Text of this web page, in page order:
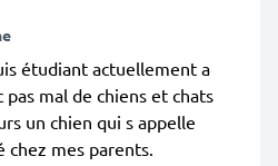
étudiant actuellement a
pas mal de chiens et chats
un chien qui s appelle
chez mes parents.